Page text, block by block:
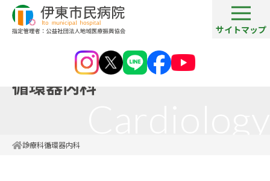
サイトマップ
循環器内科
診療科循環器内科